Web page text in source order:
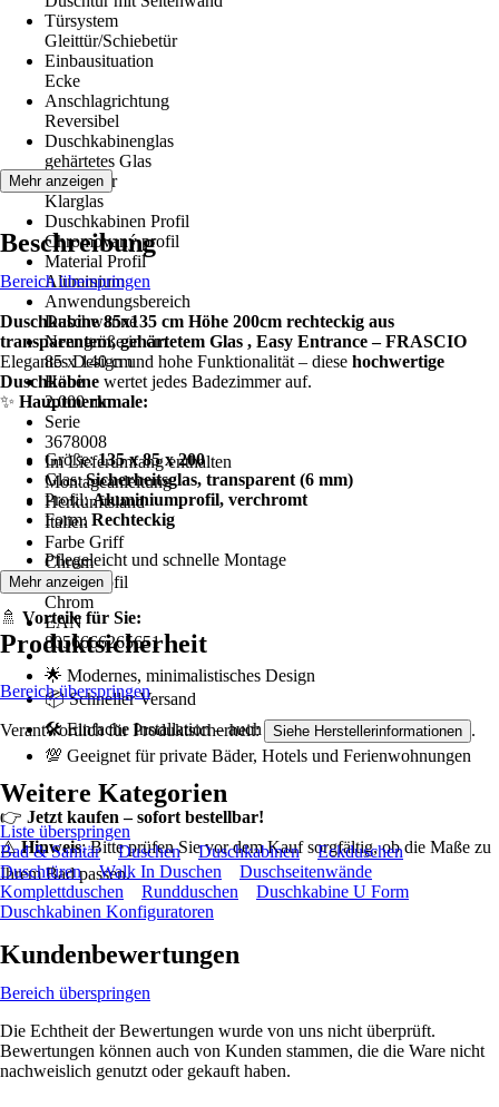
Türsystem
Gleittür/Schiebetür
Einbausituation
Ecke
Anschlagrichtung
Reversibel
Duschkabinenglas
gehärtetes Glas
Glasdekor
Klarglas
Duschkabinen Profil
Chromovaný profil
Material Profil
Aluminium
Anwendungsbereich
Duschwanne
Nenngröße in cm
85 x 140 cm
Höhe
2.000 mm
Serie
3678008
Im Lieferumfang enthalten
Montageanleitung
Herkunftsland
Italien
Farbe Griff
Chrom
Farbe Profil
Chrom
EAN
8056666265651
Mehr anzeigen
Beschreibung
Bereich überspringen
Duschkabine 85x135 cm Höhe 200cm rechteckig aus
transparentem, gehärtetem Glas , Easy Entrance – FRASCIO
Elegantes Design und hohe Funktionalität – diese hochwertige
Duschkabine wertet jedes Badezimmer auf.
✨ Hauptmerkmale:
Größe:135 x 85 x 200
Glas:Sicherheitsglas, transparent (6 mm)
Profil:Aluminiumprofil, verchromt
Form: Rechteckig
Pflegeleicht und schnelle Montage
🚿 Vorteile für Sie:
🌟 Modernes, minimalistisches Design
📦 Schneller Versand
🛠️ Einfache Installation – auch für Laien
💯 Geeignet für private Bäder, Hotels und Ferienwohnungen
👉 Jetzt kaufen – sofort bestellbar!
⚠️Hinweis: Bitte prüfen Sie vor dem Kauf sorgfältig, ob die Maße zu
Ihrem Bad passen.
Mehr anzeigen
Produktsicherheit
Bereich überspringen
Verantwortlich für Produktsicherheit: Siehe Herstellerinformationen .
Weitere Kategorien
Liste überspringen
Bad & Sanitär
Duschen Duschkabinen
Eckduschen
Duschtüren
Walk In Duschen
Duschseitenwände
Komplettduschen
Rundduschen
Duschkabine U Form
Duschkabinen Konfiguratoren
Kundenbewertungen
Bereich überspringen
Die Echtheit der Bewertungen wurde von uns nicht überprüft.
Bewertungen können auch von Kunden stammen, die die Ware nicht
nachweislich genutzt oder gekauft haben.